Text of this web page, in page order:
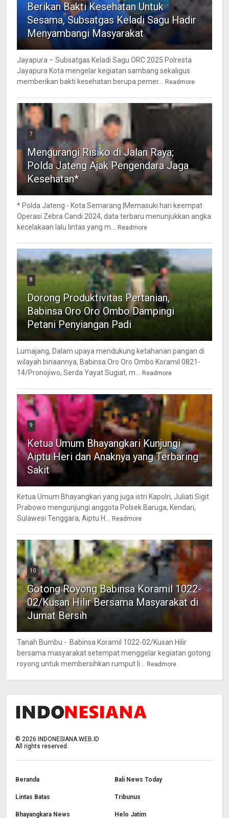
Berikan Bakti Kesehatan Untuk
Sesama, Subsatgas Keladi Sagu Hadir
Menyambangi Masyarakat
Jayapura – Subsatgas Keladi Sagu ORC 2025 Polresta
Jayapura Kota mengelar kegiatan sambang sekaligus
memberikan bakti kesehatan berupa pemer...
Readmore
7
Mengurangi Risiko di Jalan Raya;
Polda Jateng Ajak Pengendara Jaga
Kesehatan*
* Polda Jateng - Kota Semarang |Memasuki hari keempat
Operasi Zebra Candi 2024, data terbaru menunjukkan angka
kecelakaan lalu lintas yang m...
Readmore
8
Dorong Produktivitas Pertanian,
Babinsa Oro Oro Ombo Dampingi
Petani Penyiangan Padi
Lumajang, Dalam upaya mendukung ketahanan pangan di
wilayah binaannya, Babinsa Oro Oro Ombo Koramil 0821-
14/Pronojiwo, Serda Yayat Sugiat, m...
Readmore
9
Ketua Umum Bhayangkari Kunjungi
Aiptu Heri dan Anaknya yang Terbaring
Sakit
Ketua Umum Bhayangkari yang juga istri Kapolri, Juliati Sigit
Prabowo mengunjungi anggota Polsek Baruga, Kendari,
Sulawesi Tenggara, Aiptu H...
Readmore
10
Gotong Royong Babinsa Koramil 1022-
02/Kusan Hilir Bersama Masyarakat di
Jumat Bersih
Tanah Bumbu - Babinsa Koramil 1022-02/Kusan Hilir
bersama masyarakat setempat menggelar kegiatan gotong
royong untuk membersihkan rumput li...
Readmore
©2026 INDONESIANA.WEB.ID
All rights reserved.
Beranda Bali News Today
Lintas Batas Tribunus
Bhayangkara News Helo Jatim